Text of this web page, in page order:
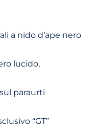
a nido d’ape nero
lucido,
paraurti
“GT”